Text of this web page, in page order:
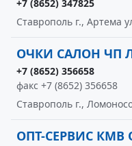
+7 (8652) 347825
Ставрополь г., Артема
ОЧКИ САЛОН ЧП
+7 (8652) 356658
факс +7 (8652) 356658
Ставрополь г.,
ОПТ-СЕРВИС КМВ